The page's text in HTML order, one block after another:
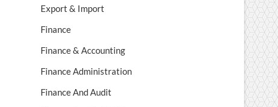
Export & Import
Finance
Finance & Accounting
Finance Administration
Finance And Audit